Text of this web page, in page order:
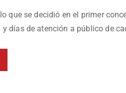
que se decidió en el primer
días de atención a público de